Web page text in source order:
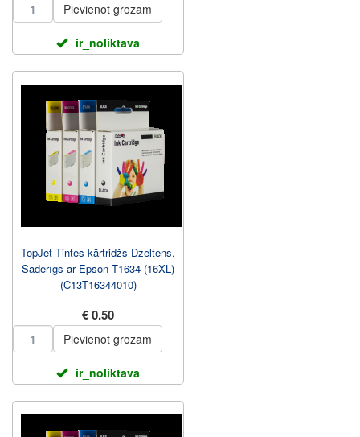
Pievienot grozam
ir_noliktava
TopJet Tintes kārtridžs Dzeltens,
Saderīgs ar Epson T1634 (16XL)
(C13T16344010)
€ 0.50
Pievienot grozam
ir_noliktava